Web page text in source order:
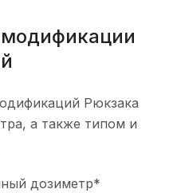
Рюкзака
а также типом и
дозиметр*